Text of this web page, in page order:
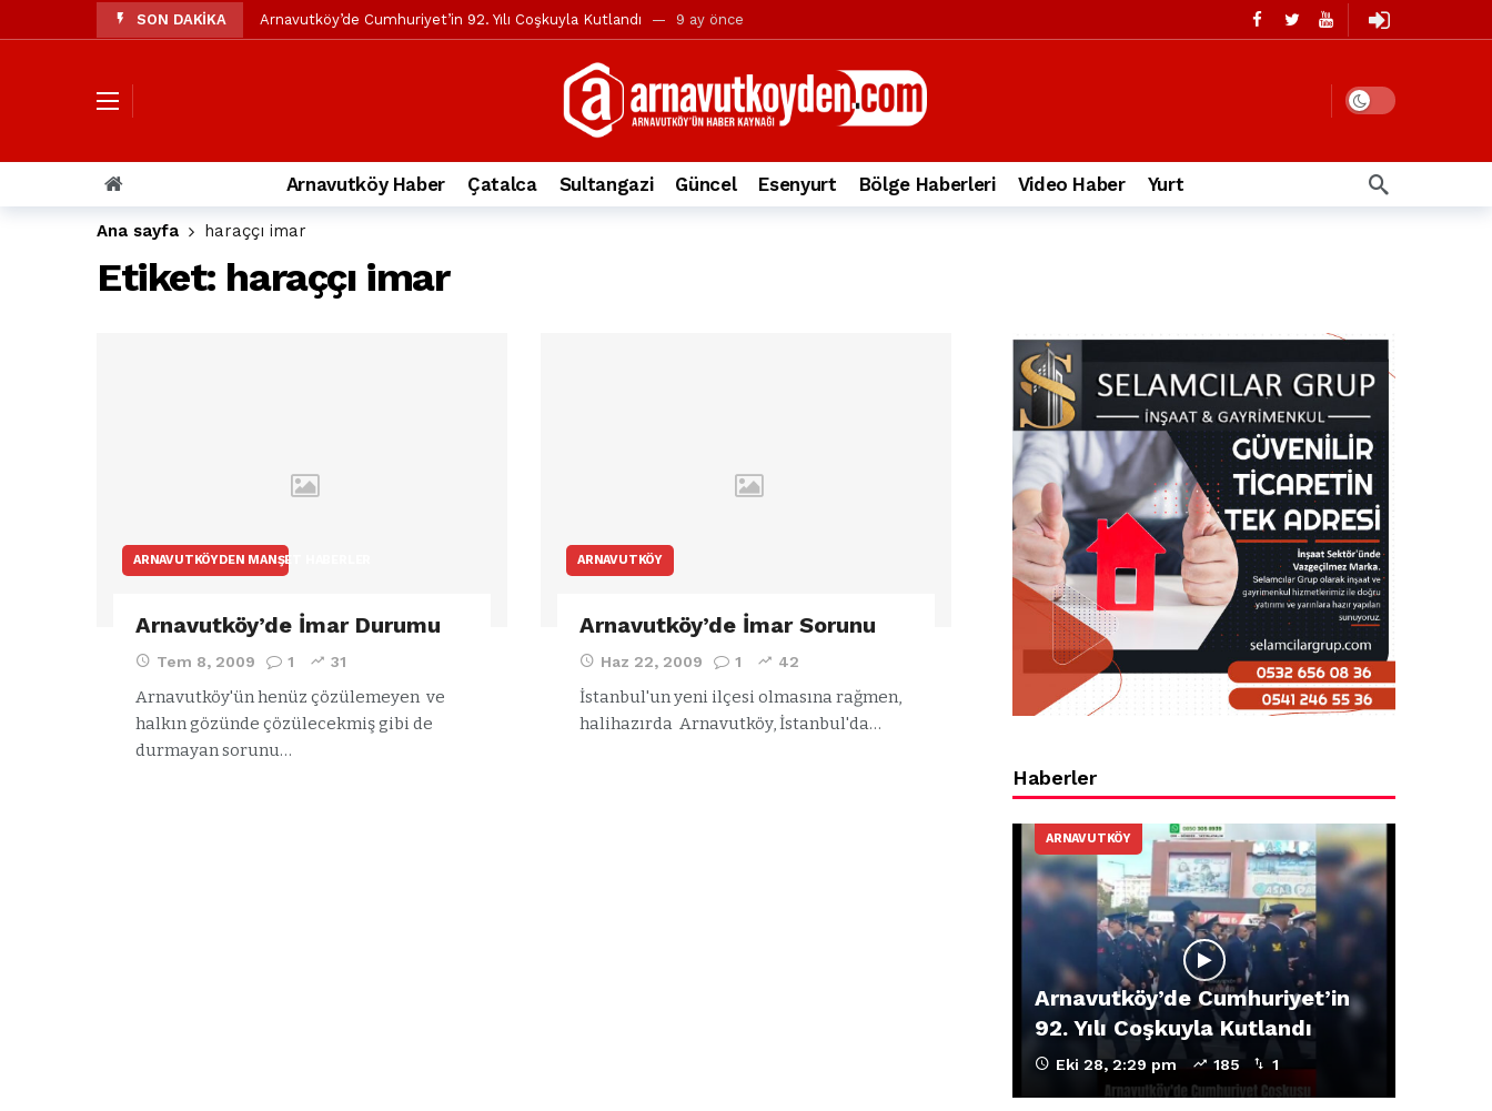
SON DAKİKA Arnavutköy’de Cumhuriyet’in 92. Yılı Coşkuyla Kutlandı 9 ay önce
Özgür Özel’den Arnavutköy Belediyesi’ne ve Mustafa Candaroğlu’na yönelik suçlamalar 10 ay önce
Arnavutköy’ün nüfusu 2024 yılında 344.868’e ulaştı 1 yıl önce
Arnavutköy Taşoluk’ta seyir halindeki otomobil alev alev yandı. 2 yıl önce
Arnavutköy İmrahor Mahallesi sakinleri protesto gösterisi düzenledi 2 yıl önce
Arnavutköy’de 29 Ekim Cumhuriyet Bayramı kutlamaları coşkuyla gerçekleşti
Toprak kaydı: 3 hafriyat kamyonu birbirlerinin üzerine devrildi
İstanbul Havalimanı yolundaki kazada, taksideki yolcu öldü
Arnavutköy Haber Çatalca Sultangazi Güncel Esenyurt Bölge Haberleri Video Haber Yurt
Ana sayfa haraççı imar
Etiket: haraççı imar
ARNAVUTKÖYDEN MANŞET HABERLER
Arnavutköy’de İmar Durumu
Tem 8, 2009 1 31
Arnavutköy'ün henüz çözülemeyen ve
halkın gözünde çözülecekmiş gibi de
durmayan sorunu…
ARNAVUTKÖY
Arnavutköy’de İmar Sorunu
Haz 22, 2009 1 42
İstanbul'un yeni ilçesi olmasına rağmen,
halihazırda Arnavutköy, İstanbul'da…
Haberler
ARNAVUTKÖY
Arnavutköy’de Cumhuriyet’in
92. Yılı Coşkuyla Kutlandı
Eki 28, 2:29 pm 185 1